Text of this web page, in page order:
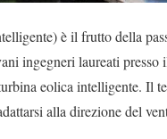
è il frutto della
ingegneri laureati
eolica intelligente. Il
alla direzione del